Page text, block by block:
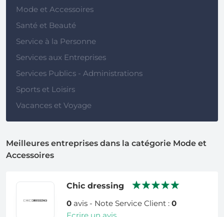
Mode et Accessoires
Santé et Beauté
Service à la Personne
Services aux Entreprises
Services Publics - Administrations
Sports et Loisirs
Vacances et Voyage
Meilleures entreprises dans la catégorie Mode et
Accessoires
Chic dressing
0avis - Note Service Client : 0